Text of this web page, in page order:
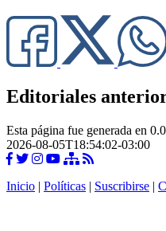
Editoriales
Esta página fue generada en
2026-08-05T18:54:02-03:00
Inicio | Políticas | Suscribirse |